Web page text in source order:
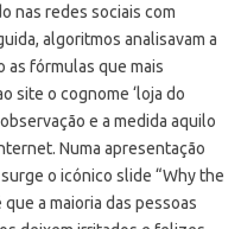
nas redes sociais com
algoritmos analisavam a
fórmulas que mais
site o cognome ‘loja do
e a medida aquilo
Numa apresentação
surge o icónico slide “Why the
a maioria das pessoas